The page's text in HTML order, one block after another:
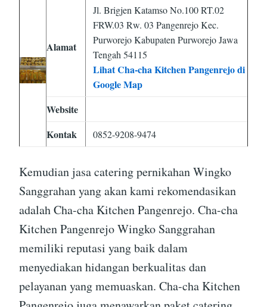
Alamat
Jl. Brigjen Katamso No.100 RT.02
FRW.03 Rw. 03 Pangenrejo Kec.
Purworejo Kabupaten Purworejo Jawa
Tengah 54115
Lihat Cha-cha Kitchen Pangenrejo di
Google Map
Website
Kontak
0852-9208-9474
Kemudian jasa catering pernikahan Wingko
Sanggrahan yang akan kami rekomendasikan
adalah Cha-cha Kitchen Pangenrejo. Cha-cha
Kitchen Pangenrejo Wingko Sanggrahan
memiliki reputasi yang baik dalam
menyediakan hidangan berkualitas dan
pelayanan yang memuaskan. Cha-cha Kitchen